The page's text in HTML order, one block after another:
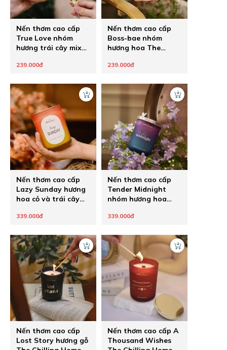
Nến thơm cao cấp
True Love nhóm
hương trái cây mix
Home
239.000đ
Nến thơm cao cấp
Boss-bae nhóm
hương hoa The
239.000đ
Nến thơm cao cấp
Lazy Sunday hương
hoa cỏ và trái cây
Chilling Home
339.000đ
Nến thơm cao cấp
Tender Midnight
nhóm hương hoa
339.000đ
Nến thơm cao cấp
Lost Story hương gỗ
Nến thơm cao cấp A
Thousand Wishes